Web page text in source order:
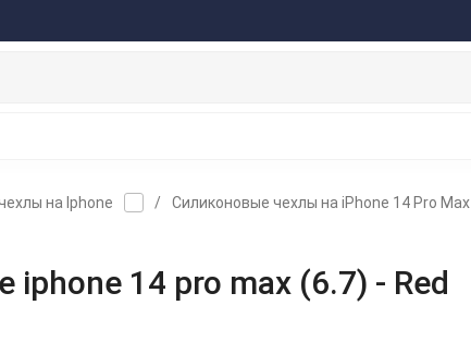
на Iphone /
Силиконовые чехлы на iPhone 14 Pro Max
iphone 14 pro max (6.7) - Red